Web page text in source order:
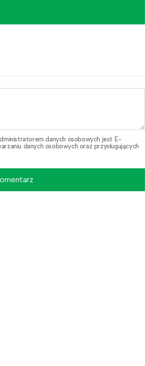
danych osobowych jest E-
danych osobowych oraz przysługujących